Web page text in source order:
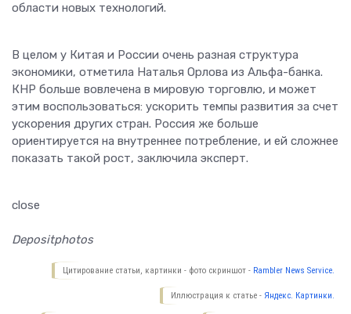
области новых технологий.
В целом у Китая и России очень разная структура
экономики, отметила Наталья Орлова из Альфа-банка.
КНР больше вовлечена в мировую торговлю, и может
этим воспользоваться: ускорить темпы развития за счет
ускорения других стран. Россия же больше
ориентируется на внутреннее потребление, и ей сложнее
показать такой рост, заключила эксперт.
close
Depositphotos
Цитирование статьи, картинки - фото скриншот - Rambler News Service.
Иллюстрация к статье - Яндекс. Картинки.